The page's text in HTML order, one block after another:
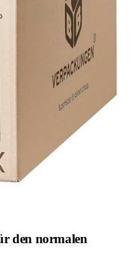
den normalen